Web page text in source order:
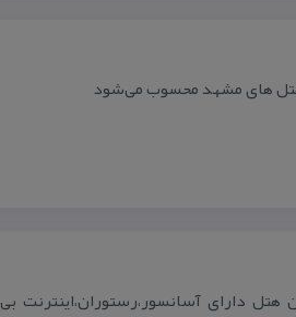
های مشهد محسوب می‌شود
ساعت ۱۴ می باشد،این هتل دارای آسانسور،رستوران،اینترنت بی